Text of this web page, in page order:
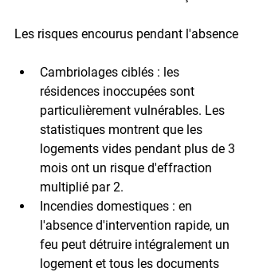
Les risques encourus pendant l'absence
Cambriolages ciblés : les
résidences inoccupées sont
particulièrement vulnérables. Les
statistiques montrent que les
logements vides pendant plus de 3
mois ont un risque d'effraction
multiplié par 2.
Incendies domestiques : en
l'absence d'intervention rapide, un
feu peut détruire intégralement un
logement et tous les documents